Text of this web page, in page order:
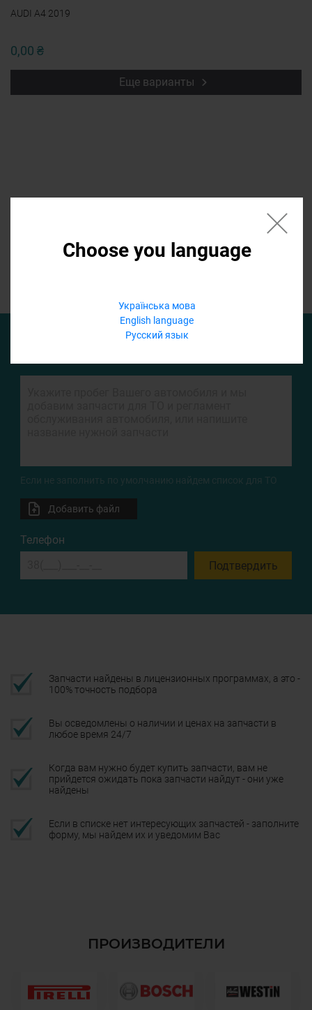
Choose you language
Українська мова
English language
Русский язык
AUDI A4 2019
0,00 ₴
Еще варианты
Если нужной запчасти нет в списке
напишите в форме название, мы
найдем ее и она будет доступна в
Если не заполнить по умолчанию найдем список для ТО
Добавить файл
Телефон
Подтвердить
Запчасти найдены в лицензионных программах, а это -
100% точность подбора
Вы осведомлены о наличии и ценах на запчасти в
любое время 24/7
Когда вам нужно будет купить запчасти, вам не
прийдется ожидать пока запчасти найдут - они уже
найдены
Если в списке нет интересующих запчастей - заполните
форму, мы найдем их и уведомим Вас
ПРОИЗВОДИТЕЛИ